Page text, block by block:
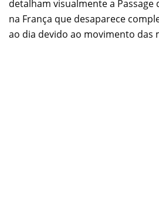
detalham visualmente a Passage
na França que desaparece
ao dia devido ao movimento das